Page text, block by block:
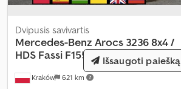
Kraków 621 km
Dvipusis savivartis
Mercedes-Benz Arocs 3236 8x4 /
HDS Fassi F155A.0.22Išsaugoti paiešką